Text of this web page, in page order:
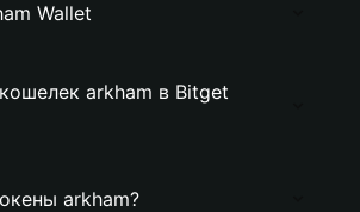
Wallet
arkham в Bitget
arkham?